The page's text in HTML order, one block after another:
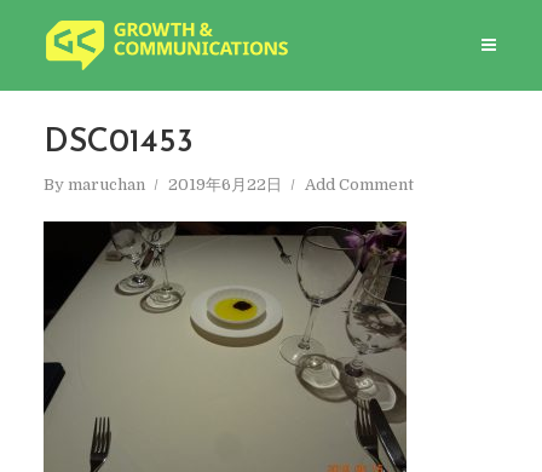
DSC01453
By maruchan 2019年6月22日 Add Comment